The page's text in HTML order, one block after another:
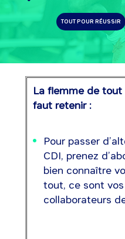
TOUT POUR RÉUSSIR
La flemme de tout
faut retenir :
Pour passer
CDI, prenez
bien connaître
tout, ce sont
collaborateurs